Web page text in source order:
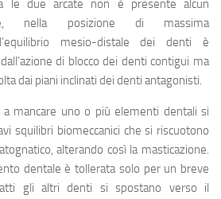
le due arcate non è presente alcun
nella posizione di massima
l’equilibrio mesio-distale dei denti è
di blocco dei denti contigui ma
dai piani inclinati dei denti antagonisti.
mancare uno o più elementi dentali si
squilibri biomeccanici che si riscuotono
alterando così la masticazione.
dentale è tollerata solo per un breve
gli altri denti si spostano verso il